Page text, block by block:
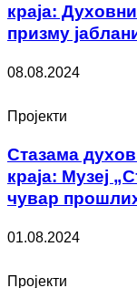
краја:
призму
08.08.2024
Пројекти
Стазама
краја: Музеј
чувар
01.08.2024
Пројекти